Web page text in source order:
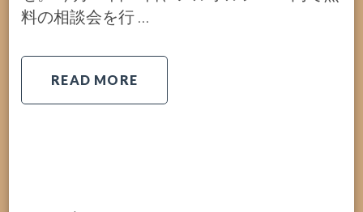
料の相談会を行 …
READ MORE